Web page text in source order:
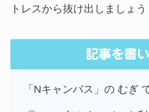
トレスから抜け出しましょう
記事を書
「Nキャンバス」の むぎ